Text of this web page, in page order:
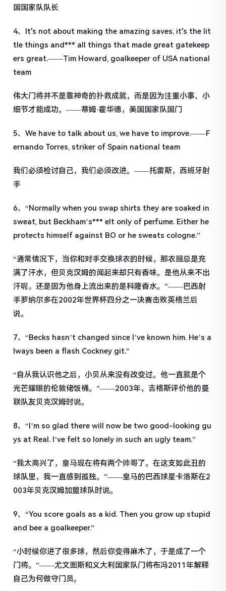
国国家队队长
4、It's not about making the amazing saves, it's the lit
tle things and*** all things that made great gatekeep
ers great.——Tim Howard, goalkeeper of USA national
team
伟大门将并不是靠神奇的扑救成就，而是因为注重小事、小
细节才能成功。——蒂姆·霍华德，美国国家队国门
5、We have to talk about us, we have to improve.——F
ernando Torres, striker of Spain national team
我们必须检讨自己，我们必须改进。——托雷斯，西班牙射
手
6、“Normally when you swap shirts they are soaked in
sweat, but Beckham’s*** elt only of perfume. Either he
protects himself against BO or he sweats cologne.”
“通常情况下，当你和对手交换球衣的时候，那衣服总是充
满了汗水，但贝克汉姆的闻起来却只有香味。是他从来不出
汗呢，还是因为他身上流出来的是科隆香水。”——巴西射
手罗纳尔多在2002年世界杯四分之一决赛击败英格兰后
说。
7、“Becks hasn’t changed since I’ve known him. He’s a
lways been a flash Cockney git.”
“自从我认识他之后，小贝从来没有改变过。他一直就是个
光芒耀眼的伦敦佬饭桶。”——2003年，吉格斯评价他的曼
联队友贝克汉姆时说。
8、“I’m so glad there will now be two good-looking gu
ys at Real. I’ve felt so lonely in such an ugly team.”
“我太高兴了，皇马现在将有两个帅哥了。在这支如此丑的
球队里，我一直感到孤独。”——皇马的巴西球星卡洛斯在2
003年贝克汉姆加盟球队时说。
9、“You score goals as a kid. Then you grow up stupid
and bee a goalkeeper.”
“小时候你进了很多球，然后你变得麻木了，于是成了一个
门将。”——尤文图斯和义大利国家队门将布冯2011年解释
自己为何做守门员。